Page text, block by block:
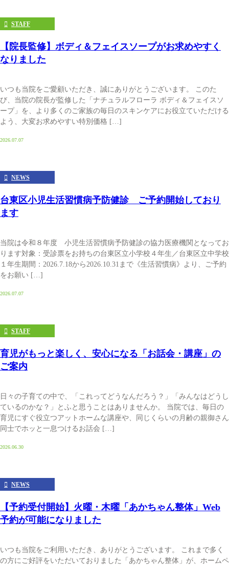
STAFF
【院長監修】ボディ＆フェイスソープがお求めやすく
なりました
いつも当院をご愛顧いただき、誠にありがとうございます。 このた
び、当院の院長が監修した「ナチュラルフローラ ボディ＆フェイスソ
ープ」を、より多くのご家族の毎日のスキンケアにお役立ていただける
よう、大変お求めやすい特別価格 […]
2026.07.07
NEWS
台東区小児生活習慣病予防健診 ご予約開始しており
ます
当院は令和８年度 小児生活習慣病予防健診の協力医療機関となってお
ります対象：受診票をお持ちの台東区立小学校４年生／台東区立中学校
１年生期間：2026.7.18から2026.10.31まで《生活習慣病》より、ご予約
をお願い […]
2026.07.07
STAFF
育児がもっと楽しく、安心になる「お話会・講座」の
ご案内
日々の子育ての中で、「これってどうなんだろう？」「みんなはどうし
ているのかな？」とふと思うことはありませんか。 当院では、毎日の
育児にすぐ役立つアットホームな講座や、同じくらいの月齢の親御さん
同士でホッと一息つけるお話会 […]
2026.06.30
NEWS
【予約受付開始】火曜・木曜「あかちゃん整体」Web
予約が可能になりました
いつも当院をご利用いただき、ありがとうございます。 これまで多く
の方にご好評をいただいておりました「あかちゃん整体」が、ホームペ